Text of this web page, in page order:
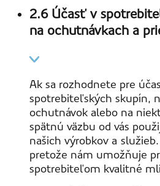
2.6 Účasť v
na ochutnávkach a
Ak sa rozhodnete pre
spotrebiteľských skupín,
ochutnávok alebo na
spätnú väzbu od vás
našich výrobkov a
pretože nám umožňuje
spotrebiteľom kvalitné